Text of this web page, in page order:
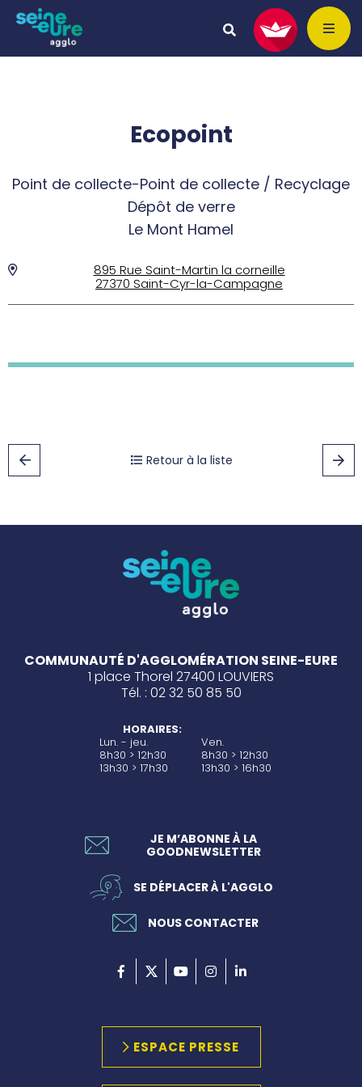
Ecopoint
Point de collecte-Point de collecte / Recyclage
Dépôt de verre
Le Mont Hamel
895 Rue Saint-Martin la corneille
27370 Saint-Cyr-la-Campagne
Retour à la liste
COMMUNAUTÉ D'AGGLOMÉRATION SEINE-EURE
1 place Thorel 27400 LOUVIERS
Tél. : 02 32 50 85 50
HORAIRES:
Lun. - jeu.
8h30 > 12h30
13h30 > 17h30
Ven.
8h30 > 12h30
13h30 > 16h30
JE M’ABONNE À LA
GOODNEWSLETTER
SE DÉPLACER À L'AGGLO
NOUS CONTACTER
ESPACE PRESSE